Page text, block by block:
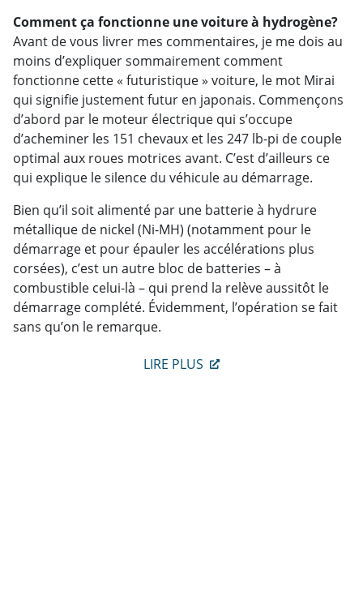
Comment ça fonctionne une voiture à hydrogène?
Avant de vous livrer mes commentaires, je me dois au
moins d’expliquer sommairement comment
fonctionne cette « futuristique » voiture, le mot Mirai
qui signifie justement futur en japonais. Commençons
d’abord par le moteur électrique qui s’occupe
d’acheminer les 151 chevaux et les 247 lb-pi de couple
optimal aux roues motrices avant. C’est d’ailleurs ce
qui explique le silence du véhicule au démarrage.
Bien qu’il soit alimenté par une batterie à hydrure
métallique de nickel (Ni-MH) (notamment pour le
démarrage et pour épauler les accélérations plus
corsées), c’est un autre bloc de batteries – à
combustible celui-là – qui prend la relève aussitôt le
démarrage complété. Évidemment, l’opération se fait
sans qu’on le remarque.
LIRE PLUS